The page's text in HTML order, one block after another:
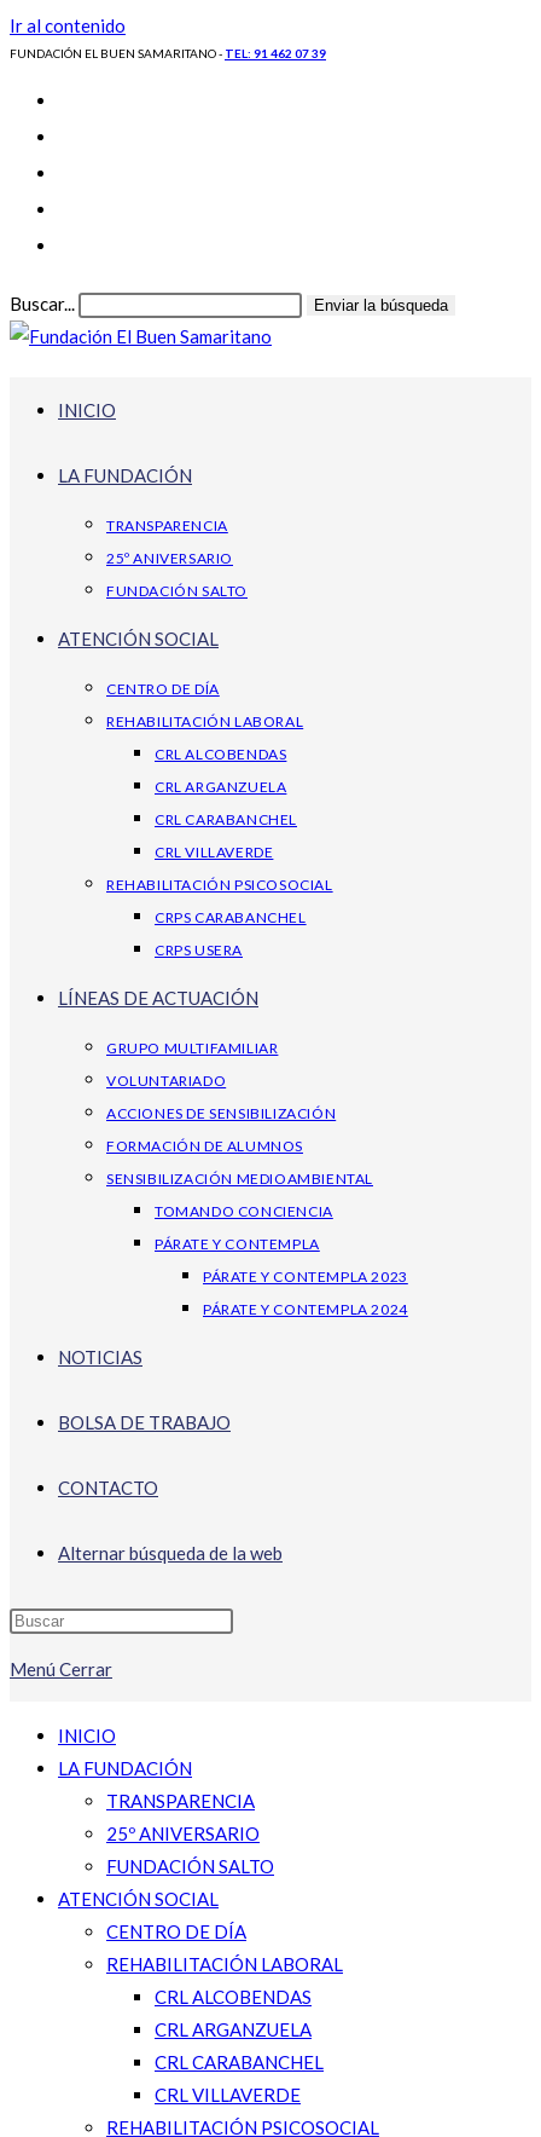
Ir al contenido
FUNDACIÓN EL BUEN SAMARITANO - TEL: 91 462 07 39
Buscar... Enviar la búsqueda
INICIO
LA FUNDACIÓN
TRANSPARENCIA
25º ANIVERSARIO
FUNDACIÓN SALTO
ATENCIÓN SOCIAL
CENTRO DE DÍA
REHABILITACIÓN LABORAL
CRL ALCOBENDAS
CRL ARGANZUELA
CRL CARABANCHEL
CRL VILLAVERDE
REHABILITACIÓN PSICOSOCIAL
CRPS CARABANCHEL
CRPS USERA
LÍNEAS DE ACTUACIÓN
GRUPO MULTIFAMILIAR
VOLUNTARIADO
ACCIONES DE SENSIBILIZACIÓN
FORMACIÓN DE ALUMNOS
SENSIBILIZACIÓN MEDIOAMBIENTAL
TOMANDO CONCIENCIA
PÁRATE Y CONTEMPLA
PÁRATE Y CONTEMPLA 2023
PÁRATE Y CONTEMPLA 2024
NOTICIAS
BOLSA DE TRABAJO
CONTACTO
Alternar búsqueda de la web
Menú Cerrar
INICIO
LA FUNDACIÓN
TRANSPARENCIA
25º ANIVERSARIO
FUNDACIÓN SALTO
ATENCIÓN SOCIAL
CENTRO DE DÍA
REHABILITACIÓN LABORAL
CRL ALCOBENDAS
CRL ARGANZUELA
CRL CARABANCHEL
CRL VILLAVERDE
REHABILITACIÓN PSICOSOCIAL